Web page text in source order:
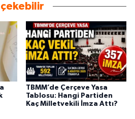
çekebilir
TBMM’de Çerçeve Yasa
Tablosu: Hangi Partiden
Kaç Milletvekili İmza Attı?